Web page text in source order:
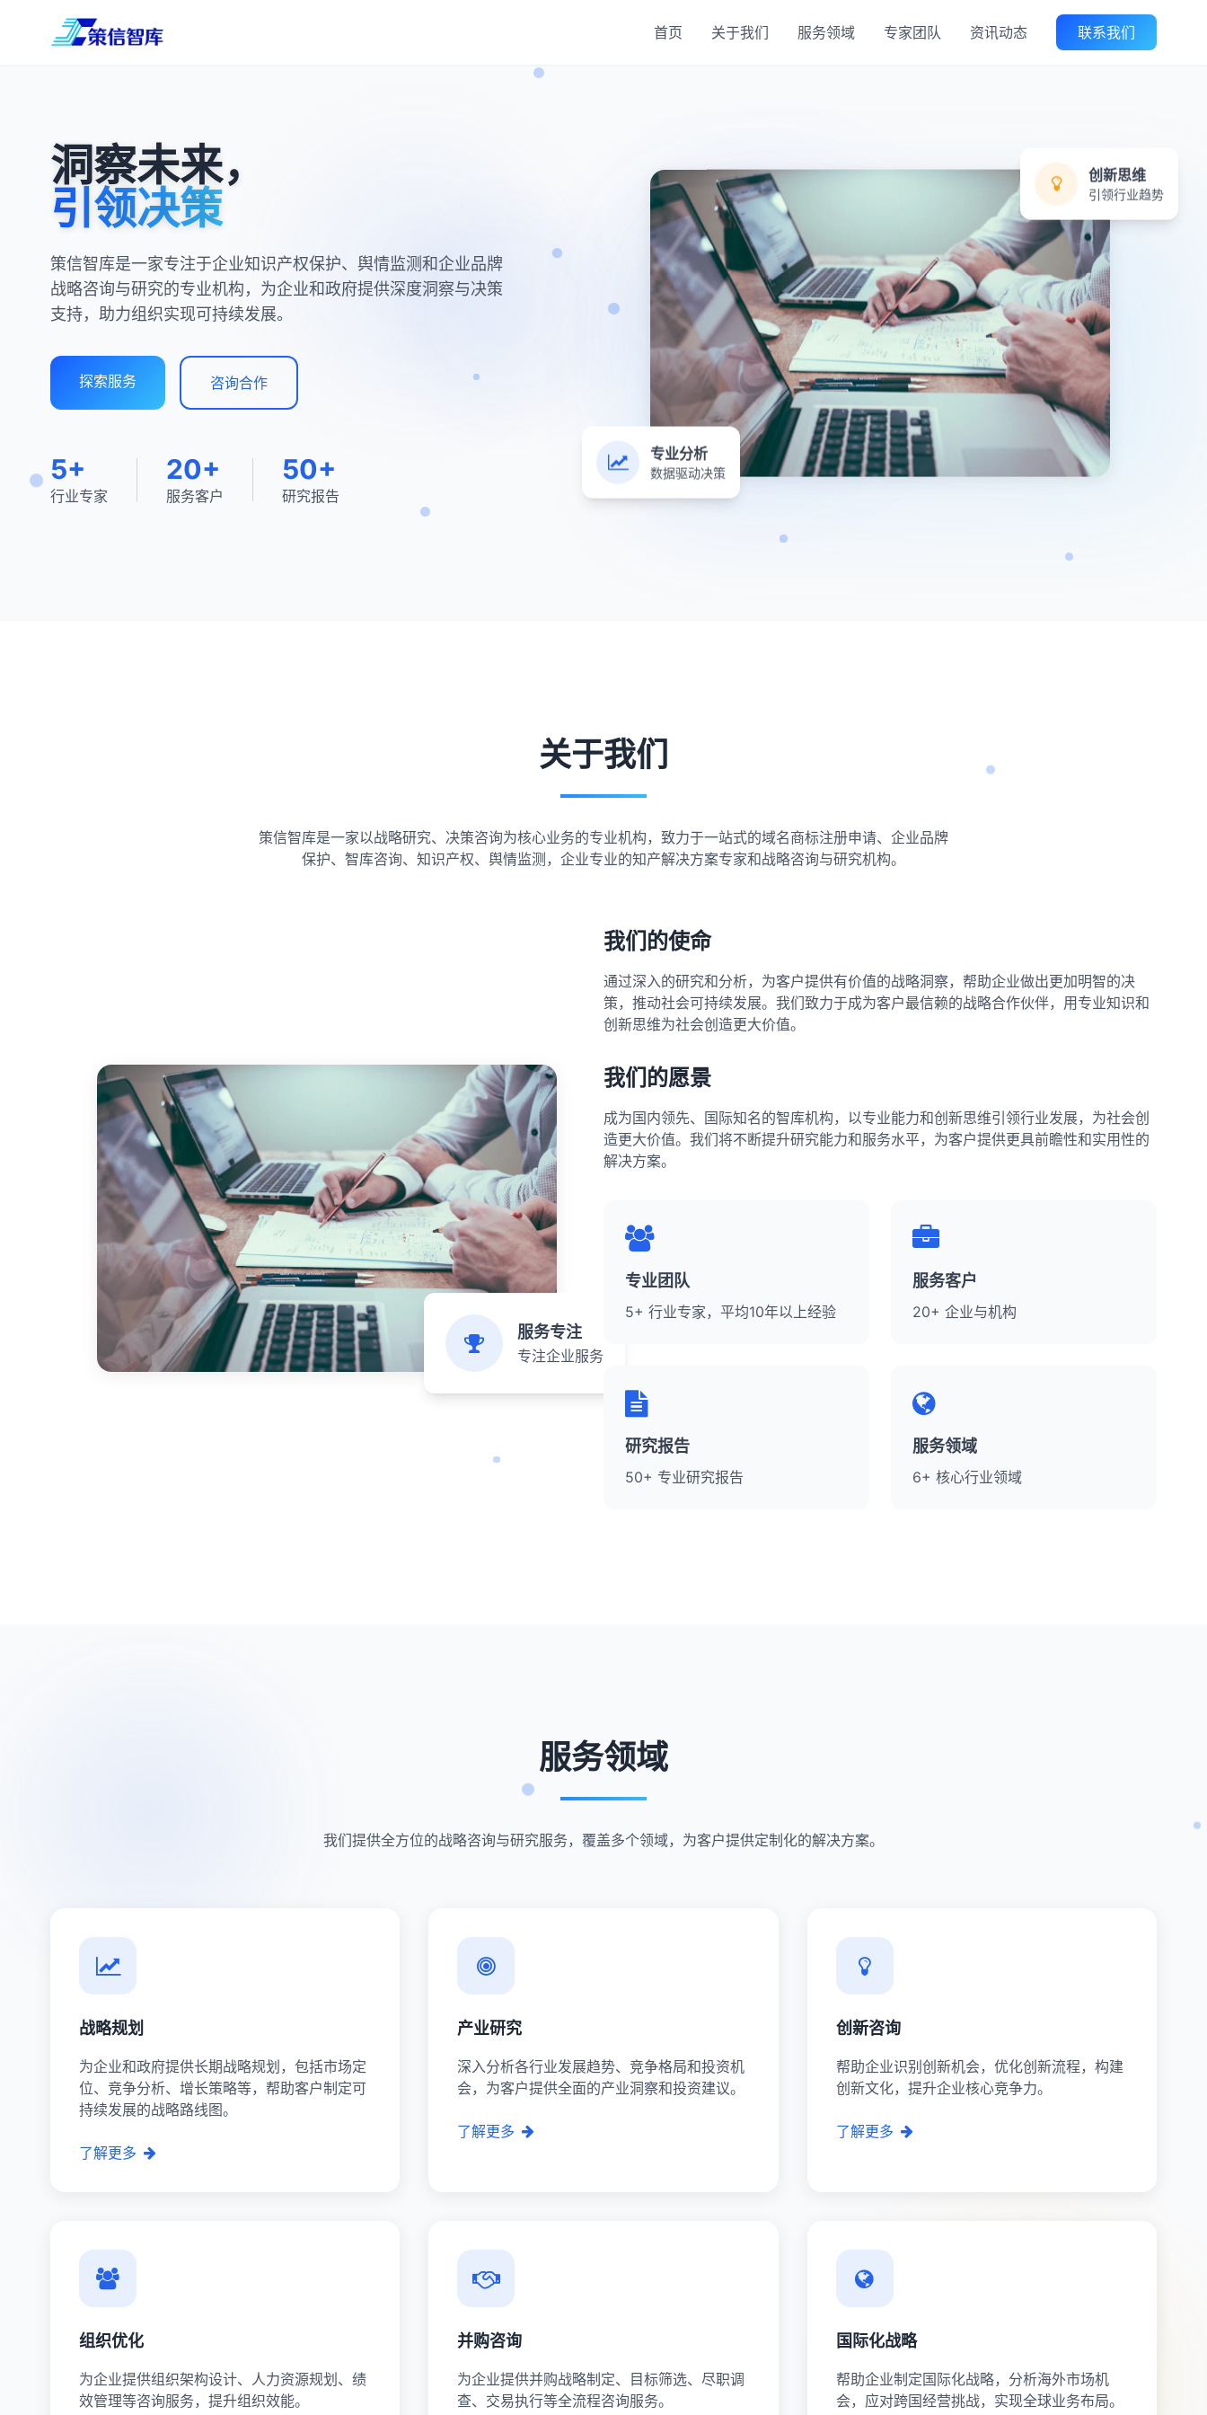
首页 关于我们 服务领域 专家团队 资讯动态 联系我们
洞察未来，
引领决策
策信智库是一家专注于企业知识产权保护、舆情监测和企业品牌
战略咨询与研究的专业机构，为企业和政府提供深度洞察与决策
支持，助力组织实现可持续发展。
探索服务 咨询合作
5+
行业专家
20+
服务客户
50+
研究报告
专业分析
数据驱动决策
创新思维
引领行业趋势
关于我们
策信智库是一家以战略研究、决策咨询为核心业务的专业机构，致力于一站式的域名商标注册申请、企业品牌
保护、智库咨询、知识产权、舆情监测，企业专业的知产解决方案专家和战略咨询与研究机构。
服务专注
专注企业服务
我们的使命
通过深入的研究和分析，为客户提供有价值的战略洞察，帮助企业做出更加明智的决
策，推动社会可持续发展。我们致力于成为客户最信赖的战略合作伙伴，用专业知识和
创新思维为社会创造更大价值。
我们的愿景
成为国内领先、国际知名的智库机构，以专业能力和创新思维引领行业发展，为社会创
造更大价值。我们将不断提升研究能力和服务水平，为客户提供更具前瞻性和实用性的
解决方案。
专业团队
5+ 行业专家，平均10年以上经验
服务客户
20+ 企业与机构
研究报告
50+ 专业研究报告
服务领域
6+ 核心行业领域
服务领域
我们提供全方位的战略咨询与研究服务，覆盖多个领域，为客户提供定制化的解决方案。
战略规划
为企业和政府提供长期战略规划，包括市场定
位、竞争分析、增长策略等，帮助客户制定可
持续发展的战略路线图。
了解更多
产业研究
深入分析各行业发展趋势、竞争格局和投资机
会，为客户提供全面的产业洞察和投资建议。
了解更多
创新咨询
帮助企业识别创新机会，优化创新流程，构建
创新文化，提升企业核心竞争力。
了解更多
组织优化
为企业提供组织架构设计、人力资源规划、绩
效管理等咨询服务，提升组织效能。
并购咨询
为企业提供并购战略制定、目标筛选、尽职调
查、交易执行等全流程咨询服务。
国际化战略
帮助企业制定国际化战略，分析海外市场机
会，应对跨国经营挑战，实现全球业务布局。